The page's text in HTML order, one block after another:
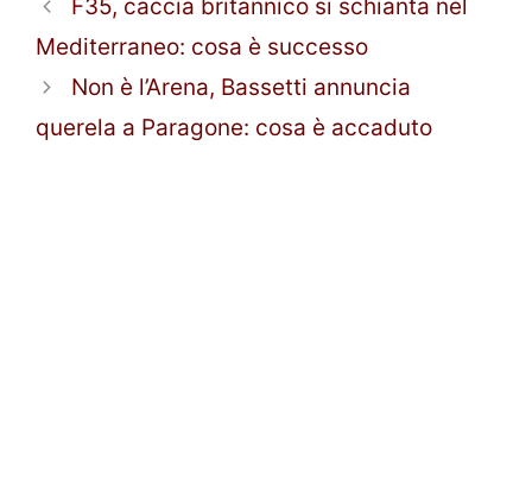
F35, caccia britannico si schianta nel
Mediterraneo: cosa è successo
Non è l’Arena, Bassetti annuncia
querela a Paragone: cosa è accaduto